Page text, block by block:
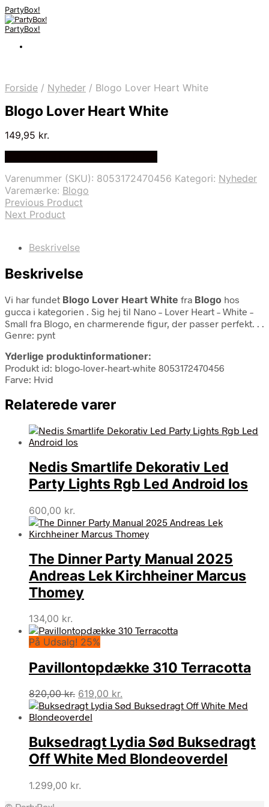
PartyBox!
PartyBox!
Forside / Nyheder / Blogo Lover Heart White
Blogo Lover Heart White
149,95 kr.
Varenummer (SKU): 8053172470456 Kategori: Nyheder
Varemærke: Blogo
Previous Product
Next Product
Beskrivelse
Beskrivelse
Vi har fundet Blogo Lover Heart White fra Blogo hos
gucca i kategorien . Sig hej til Nano – Lover Heart – White –
Small fra Blogo, en charmerende figur, der passer perfekt. . .
Genre: pynt
Yderlige produktinformationer:
Produkt id: blogo-lover-heart-white 8053172470456
Farve: Hvid
Relaterede varer
Nedis Smartlife Dekorativ Led
Party Lights Rgb Led Android Ios
600,00 kr.
The Dinner Party Manual 2025
Andreas Lek Kirchheiner Marcus
Thomey
134,00 kr.
På Udsalg! 25%
Pavillontopdække 310 Terracotta
820,00kr. Den
oprindelige
pris
820,00 kr..
619,00 kr.
aktuelle
619,00 kr..
Buksedragt Lydia Sød Buksedragt
Off White Med Blondeoverdel
1.299,00 kr.